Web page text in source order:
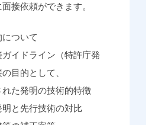
接依頼ができます。
ついて
イドライン（特許庁発
目的として、
た発明の技術的特徴
と先行技術の対比